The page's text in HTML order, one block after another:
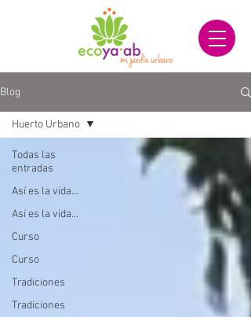
Blog
Todas las
entradas
Así es la vida...
Así es la vida...
Curso
Curso
Tradiciones
Tradiciones
Huerto Urbano